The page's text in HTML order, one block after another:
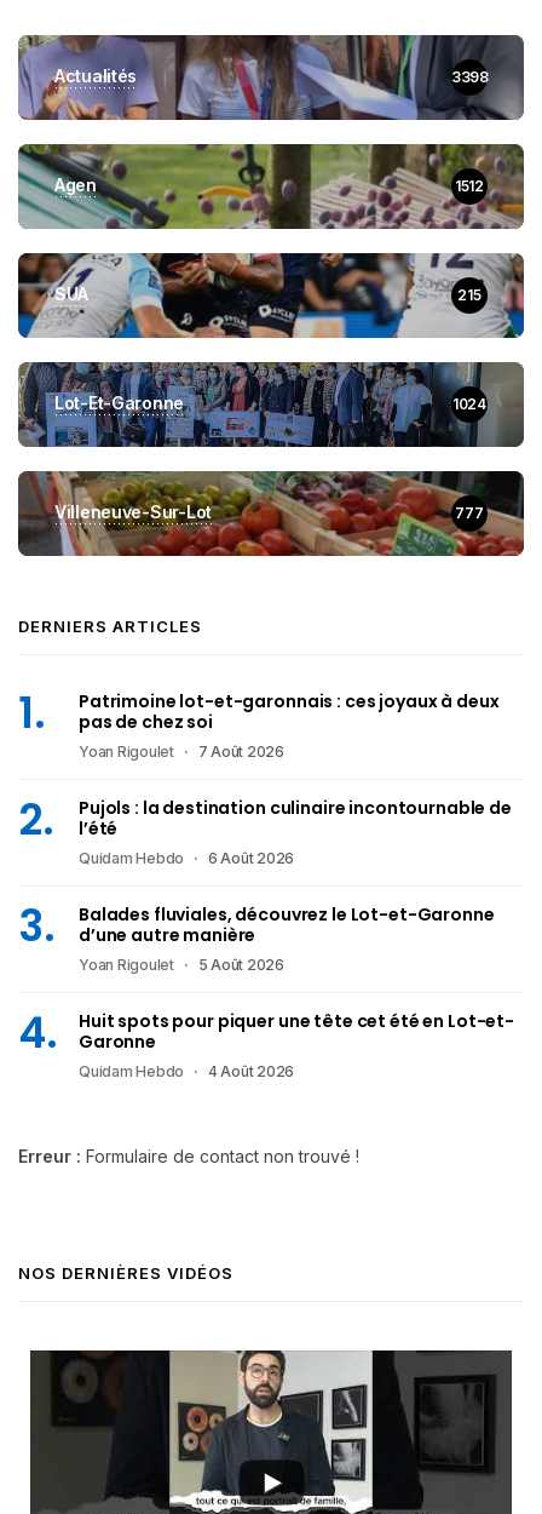
Actualités 3398
Agen 1512
SUA 215
Lot-Et-Garonne 1024
Villeneuve-Sur-Lot 777
DERNIERS ARTICLES
Patrimoine lot-et-garonnais : ces joyaux à deux
pas de chez soi
Yoan Rigoulet 7 Août 2026
Pujols : la destination culinaire incontournable de
l’été
Quidam Hebdo 6 Août 2026
Balades fluviales, découvrez le Lot-et-Garonne
d’une autre manière
Yoan Rigoulet 5 Août 2026
Huit spots pour piquer une tête cet été en Lot-et-
Garonne
Quidam Hebdo 4 Août 2026
Erreur : Formulaire de contact non trouvé !
NOS DERNIÈRES VIDÉOS